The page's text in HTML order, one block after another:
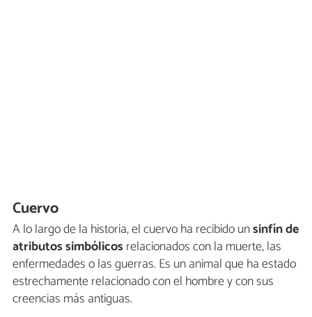
Cuervo
A lo largo de la historia, el cuervo ha recibido unsinfín de
atributos simbólicos relacionados con la muerte, las
enfermedades o las guerras. Es un animal que ha estado
estrechamente relacionado con el hombre y con sus
creencias más antiguas.